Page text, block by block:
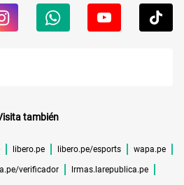
también
libero.pe libero.pe/esports wapa.pe
verificador lrmas.larepublica.pe